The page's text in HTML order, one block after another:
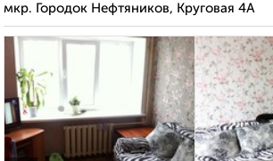
мкр. Городок Нефтяников, Круговая 4А